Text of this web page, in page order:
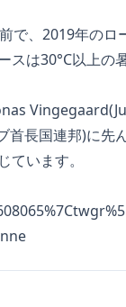
で、2019年のロ
は30°C以上の暑
長国連邦)に先
います。